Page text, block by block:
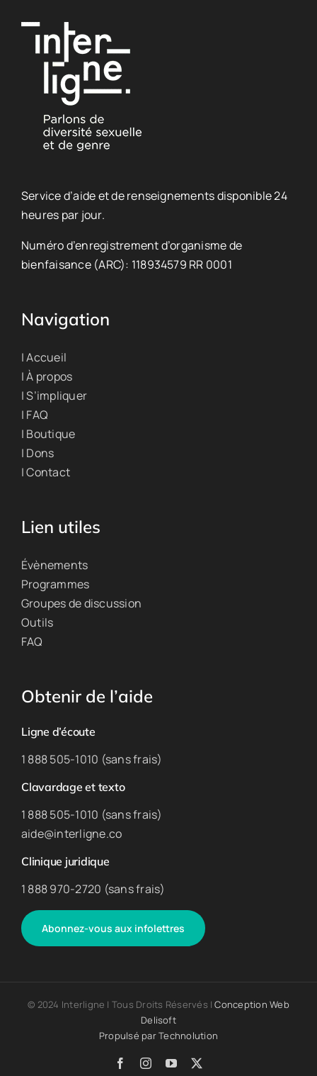
Service d’aide et de renseignements disponible 24
heures par jour.
Numéro d’enregistrement d’organisme de
bienfaisance (ARC): 118934579 RR 0001
Navigation
| Accueil
| À propos
| S’impliquer
| FAQ
| Boutique
| Dons
| Contact
Lien utiles
Évènements
Programmes
Groupes de discussion
Outils
FAQ
Obtenir de l’aide
Ligne d’écoute
1 888 505-1010 (sans frais)
Clavardage et texto
1 888 505-1010 (sans frais)
aide@interligne.co
Clinique juridique
1 888 970-2720 (sans frais)
Abonnez-vous aux infolettres
© 2024 Interligne | Tous Droits Réservés |Conception Web
Delisoft
Propulsé parTechnolution
FacebookInstagram
YouTube